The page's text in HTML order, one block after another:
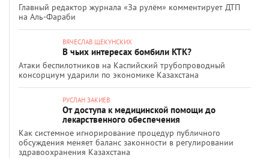
Главный редактор журнала «За рулём» комментирует ДТП
на Аль-Фараби
ВЯЧЕСЛАВ ЩЕКУНСКИХ
В чьих интересах бомбили КТК?
Атаки беспилотников на Каспийский трубопроводный
консорциум ударили по экономике Казахстана
РУСЛАН ЗАКИЕВ
От доступа к медицинской помощи до
лекарственного обеспечения
Как системное игнорирование процедур публичного
обсуждения меняет баланс законности в регулировании
здравоохранения Казахстана